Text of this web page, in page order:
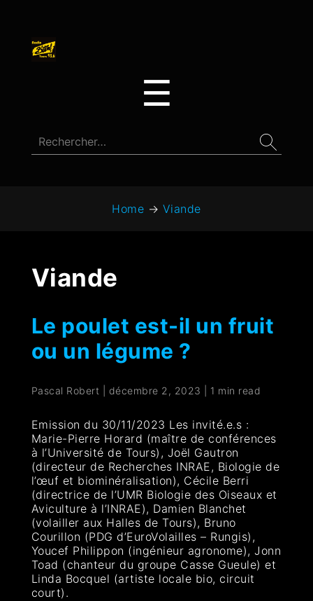
☰
Home → Viande
Viande
Le poulet est-il un fruit
ou un légume ?
Pascal Robert décembre 2, 2023 1 min read
Emission du 30/11/2023 Les invité.e.s :
Marie-Pierre Horard (maître de conférences
à l’Université de Tours), Joël Gautron
(directeur de Recherches INRAE, Biologie de
l’œuf et biominéralisation), Cécile Berri
(directrice de l’UMR Biologie des Oiseaux et
Aviculture à l’INRAE), Damien Blanchet
(volailler aux Halles de Tours), Bruno
Courillon (PDG d’EuroVolailles – Rungis),
Youcef Philippon (ingénieur agronome), Jonn
Toad (chanteur du groupe Casse Gueule) et
Linda Bocquel (artiste locale bio, circuit
court).